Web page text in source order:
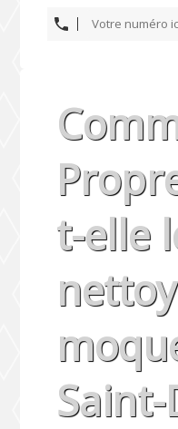
t-elle
Saint-